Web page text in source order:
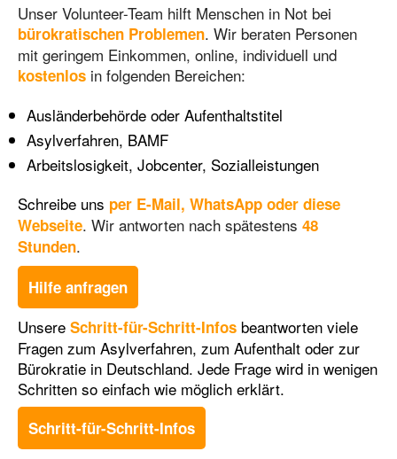
Unser Volunteer-Team hilft Menschen in Not bei
bürokratischen Problemen. Wir beraten Personen
mit geringem Einkommen, online, individuell und
kostenlos in folgenden Bereichen:
Ausländerbehörde oder Aufenthaltstitel
Asylverfahren, BAMF
Arbeitslosigkeit, Jobcenter, Sozialleistungen
Schreibe uns per E-Mail, WhatsApp oder diese
Webseite. Wir antworten nach spätestens 48
Stunden.
Hilfe anfragen
Unsere Schritt-für-Schritt-Infos beantworten viele
Fragen zum Asylverfahren, zum Aufenthalt oder zur
Bürokratie in Deutschland. Jede Frage wird in wenigen
Schritten so einfach wie möglich erklärt.
Schritt-für-Schritt-Infos